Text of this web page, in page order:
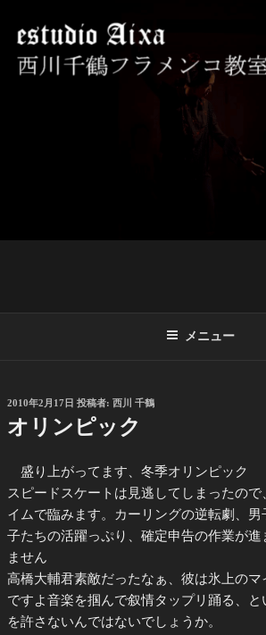
西川千鶴フラメンコ教
初心者からプロを目指す貴女をお待ちしており
メニュー
投
日:
2010年2月17日 投稿者: 西川 千鶴
オリンピック
盛り上がってます、冬季オリンピック
スピードスケートは見逃してしまったので
イムで臨みます。カーリングの逆転劇、
子たちの活躍っぷり、確定申告の作業が進
ません
高橋大輔君素敵だったなぁ、彼は氷上のマ
ですよ音楽を掴んで叙情タップリ踊る、
を許さないんではないでしょうか。